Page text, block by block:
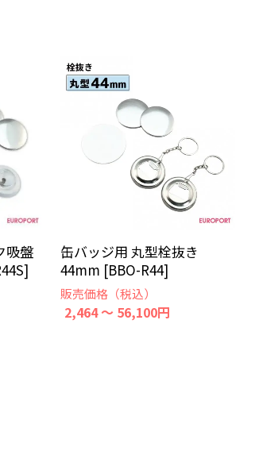
吸盤
缶バッジ用 丸型栓抜き
44mm [BBO-R44]
販売価格（税込）
2,464 ～ 56,100円